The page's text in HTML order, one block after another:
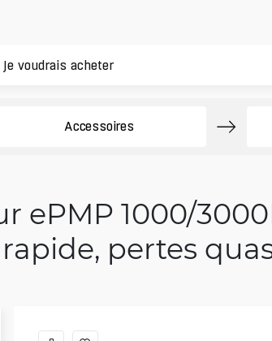
Accessoires
1000/
pertes